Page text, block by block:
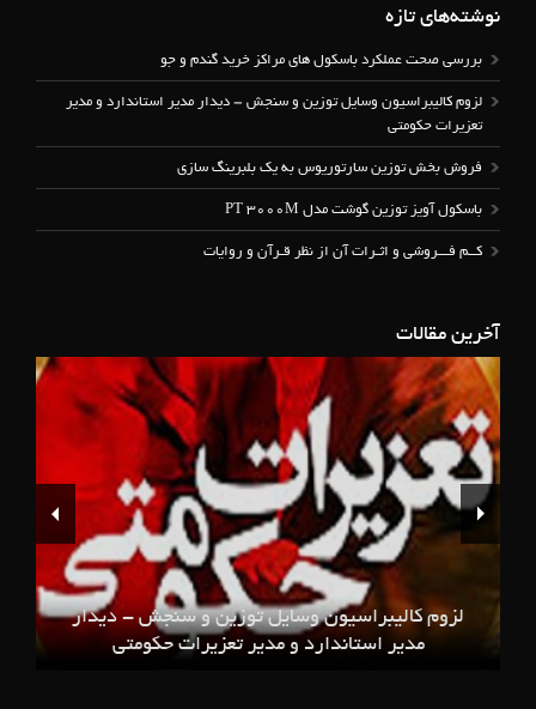
نوشته‌های تازه
بررسی صحت عملکرد باسکول های مراکز خرید گندم و جو
لزوم کالیبراسیون وسایل توزین و سنجش – دیدار مدیر استاندارد و مدیر
تعزیرات حکومتی
فروش بخش توزین سارتوریوس به یک بلبرینگ سازی
باسکول آویز توزین گوشت مدل PT 3000M
کــم فـــروشی و اثـرات آن از نظر قـرآن و روایات
آخرین مقالات
لزوم کالیبراسیون وسایل توزین و سنجش - دیدار
مدیر استاندارد و مدیر تعزیرات حکومتی